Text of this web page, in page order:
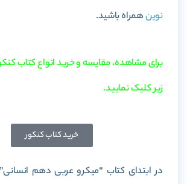
نوینهمراه باشید.
برای مشاهده، مقایسه و خرید انواع کتاب
زیر کلیک نمایید.
خرید کتاب کنکور
در ابتدای کتاب “میکرو عربی دهم